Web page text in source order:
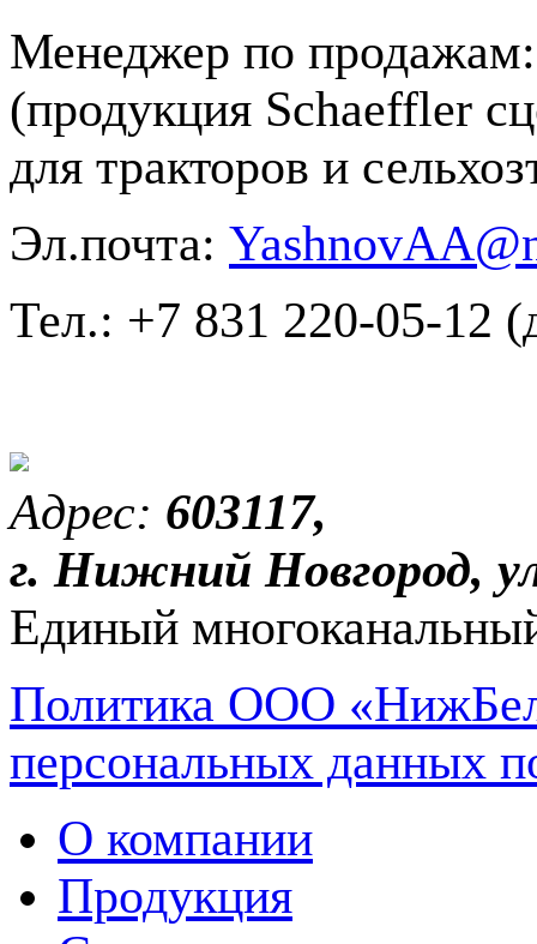
Менеджер по
(продукция Schaeffler
для тракторов и
Эл.почта:
Тел.: +7 831 220-05-12
Адрес: 603117,
г. Нижний Новгород,
Единый
Политика ООО
персональных данных
О компании
Продукция